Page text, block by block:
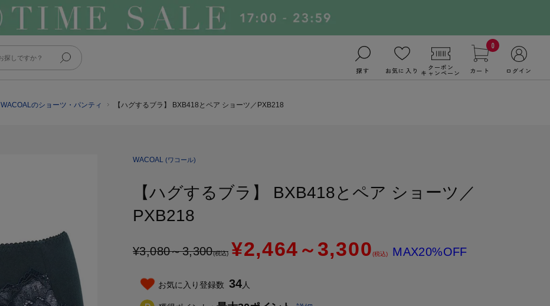
探す お気に入り クーポン
キャンペーン
0
カート ログイン
WACOALのショーツ・パンティ 【ハグするブラ】 BXB418とペア ショーツ／PXB218
WACOAL (ワコール)
【ハグするブラ】 BXB418とペア ショーツ／
PXB218
¥3,080～3,300(税込) ¥2,464 ～ 3,300(税込) MAX20%OFF
お気に入り登録数 34人